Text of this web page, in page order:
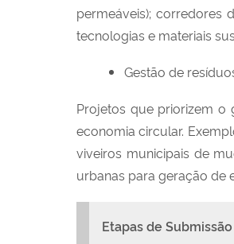
permeáveis); corredores
tecnologias e materiais
Gestão de
Projetos que priorizem o
economia circular.
viveiros municipais de
urbanas para geração de
Etapas de Submissão